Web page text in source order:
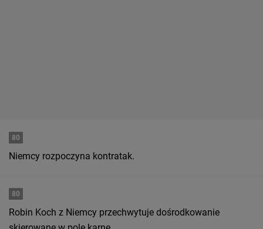
80
Niemcy rozpoczyna kontratak.
80
Robin Koch z Niemcy przechwytuje dośrodkowanie